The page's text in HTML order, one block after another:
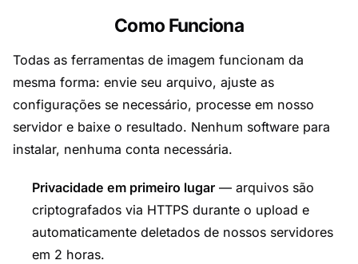
Como Funciona
Todas as ferramentas de imagem funcionam da
mesma forma: envie seu arquivo, ajuste as
configurações se necessário, processe em nosso
servidor e baixe o resultado. Nenhum software para
instalar, nenhuma conta necessária.
Privacidade em primeiro lugar — arquivos são
criptografados via HTTPS durante o upload e
automaticamente deletados de nossos servidores
em 2 horas.